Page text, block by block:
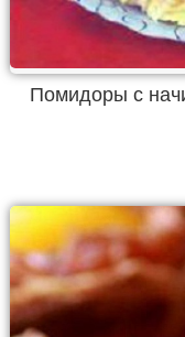
Помидоры с